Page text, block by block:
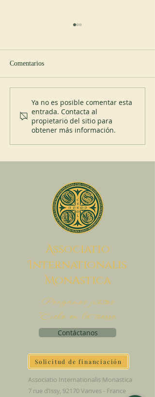
Nuevo abad en Spencer
Comentarios
Ya no es posible comentar esta
entrada. Contacta al
propietario del sitio para
obtener más información.
Associatio
Internationalis
MonAstica
Pongamos juntos
Cielo en la tierra
Contáctanos
Solicitud de financiación
Associatio Internationalis Monastica
7 rue d’Issy, 92170 Vanves - France